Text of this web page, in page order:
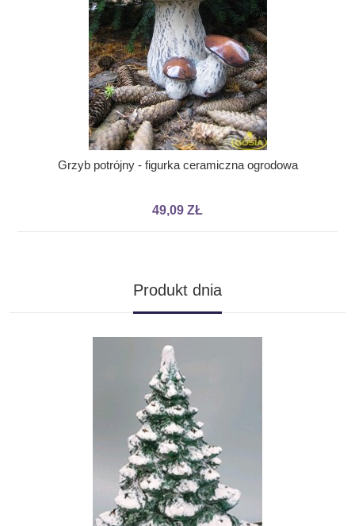
Grzyb potrójny - figurka ceramiczna ogrodowa
49,09 ZŁ
Produkt dnia